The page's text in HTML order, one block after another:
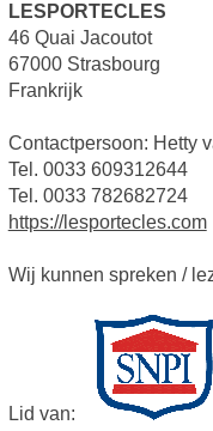
LESPORTECLES
46 Quai Jacoutot
67000 Strasbourg
Frankrijk
Contactpersoon: Hetty
Tel. 0033 609312644
Tel. 0033 782682724
https://lesportecles.com
Wij kunnen spreken /
Lid van: